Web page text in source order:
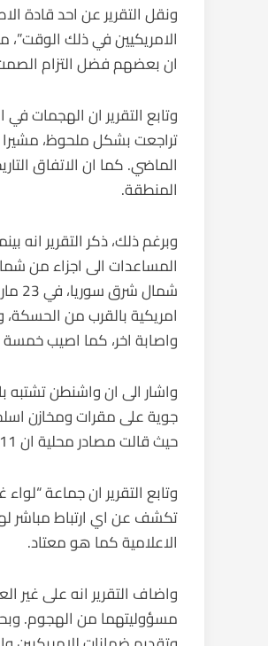
ونقل التقرير عن احد قادة
الامريكيين في ذلك الوقت”،
ان بعضهم فضل التزام
وتابع التقرير ان الهجمات
تراجعت بشكل ملحوظ، مشيرا
الماضي. كما ان الاتفاق
المنطقة.
وبرغم ذلك، ذكر التقرير انه
المساعدات الى اجزاء من
امريكية بالقرب من
واصابة اخر، كما اصيب خمسة
واشار الى ان واشنطن
جوية على مقرات ومخازن
حيث قالت مصادر محلية ان 11 مقاتلا مواليا لايران على الاقل قتلوا في تلك الضربات.
وتابع التقرير ان جماعة
تكشف عن اي ارتباط مباشر
الاعلامية كما هو معتاد.
واضاف التقرير انه على غير
مسؤوليتهما من الهجوم.